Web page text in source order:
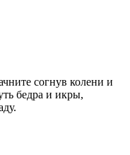
согнув колени и
бедра и икры,